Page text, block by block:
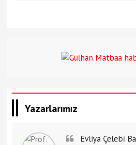
Yazarlarımız
Evliya Çelebi